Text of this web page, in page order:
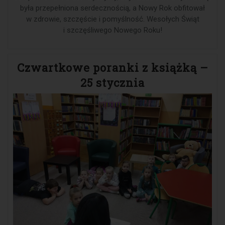
była przepełniona serdecznością, a Nowy Rok obfitował
w zdrowie, szczęście i pomyślność. Wesołych Świąt
i szczęśliwego Nowego Roku!
Czwartkowe poranki z książką –
25 stycznia